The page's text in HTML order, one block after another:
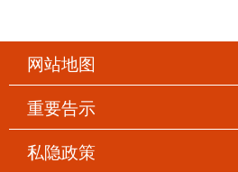
网站地图
重要告示
私隐政策